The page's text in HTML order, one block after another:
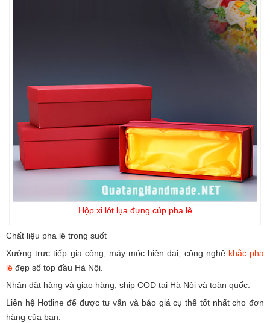
Hộp xi lót lụa đựng cúp pha lê
Chất liệu pha lê trong suốt
Xưởng trực tiếp gia công, máy móc hiện đại, công nghệ khắc pha
lê đẹp số top đầu Hà Nội.
Nhận đặt hàng và giao hàng, ship COD tại Hà Nội và toàn quốc.
Liên hệ Hotline để được tư vấn và báo giá cụ thể tốt nhất cho đơn
hàng của bạn.